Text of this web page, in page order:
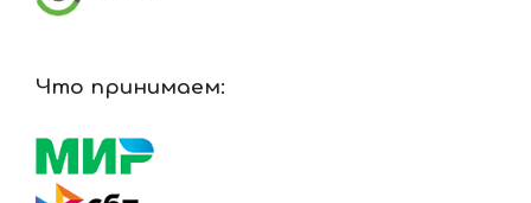
Что принимаем: